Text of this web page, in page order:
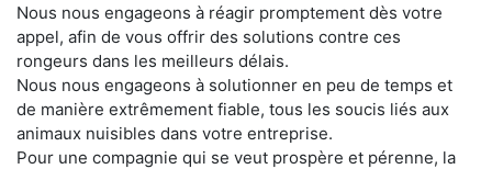
Nous nous engageons à réagir promptement dès votre
appel, afin de vous offrir des solutions contre ces
rongeurs dans les meilleurs délais.
Nous nous engageons à solutionner en peu de temps et
de manière extrêmement fiable, tous les soucis liés aux
animaux nuisibles dans votre entreprise.
Pour une compagnie qui se veut prospère et pérenne, la